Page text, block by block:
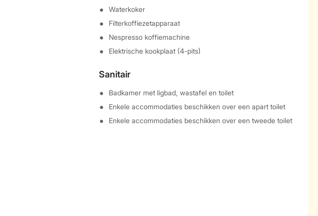
Waterkoker
Filterkoffiezetapparaat
Nespresso koffiemachine
Elektrische kookplaat (4-pits)
Sanitair
Badkamer met ligbad, wastafel en toilet
Enkele accommodaties beschikken over een apart toilet
Enkele accommodaties beschikken over een tweede toilet